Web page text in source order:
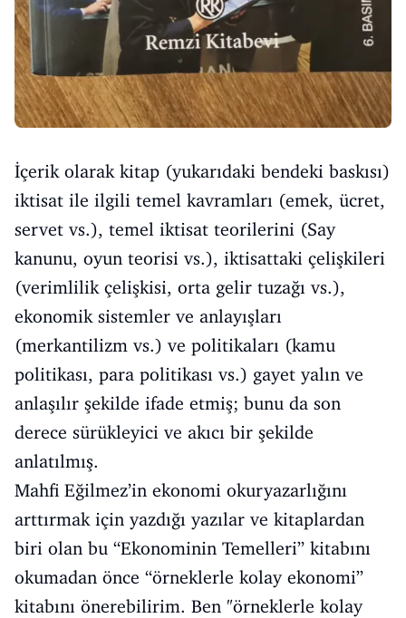
İçerik olarak kitap (yukarıdaki bendeki baskısı)
iktisat ile ilgili temel kavramları (emek, ücret,
servet vs.), temel iktisat teorilerini (Say
kanunu, oyun teorisi vs.), iktisattaki çelişkileri
(verimlilik çelişkisi, orta gelir tuzağı vs.),
ekonomik sistemler ve anlayışları
(merkantilizm vs.) ve politikaları (kamu
politikası, para politikası vs.) gayet yalın ve
anlaşılır şekilde ifade etmiş; bunu da son
derece sürükleyici ve akıcı bir şekilde
anlatılmış.
Mahfi Eğilmez’in ekonomi okuryazarlığını
arttırmak için yazdığı yazılar ve kitaplardan
biri olan bu “Ekonominin Temelleri” kitabını
okumadan önce “örneklerle kolay ekonomi”
kitabını önerebilirim. Ben "örneklerle kolay